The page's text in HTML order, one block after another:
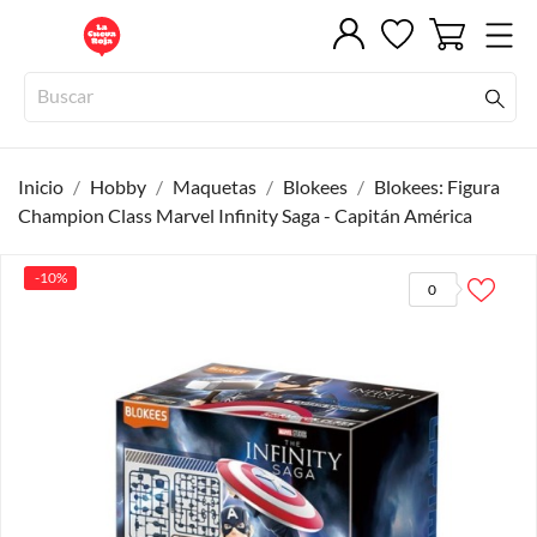
Inicio Hobby Maquetas Blokees
Blokees: Figura
Champion Class Marvel Infinity Saga - Capitán América
0
-10%